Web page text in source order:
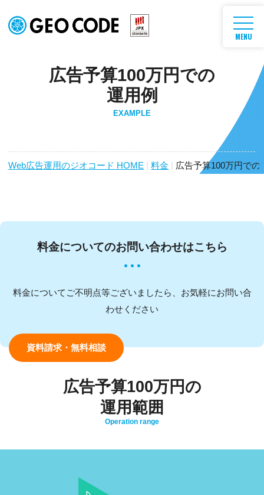
広告予算100万円での
運用例
EXAMPLE
Web広告運用のジオコード HOME 料金 広告予算100万円での
料金についてのお問い合わせはこちら
料金についてご不明点等ございましたら、お気軽にお問い合
わせください
資料請求・無料相談
広告予算100万円の
運用範囲
Operation range
MENU